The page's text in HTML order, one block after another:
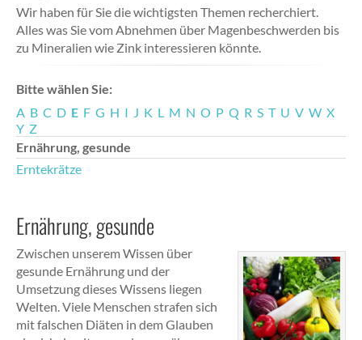
Wir haben für Sie die wichtigsten Themen recherchiert.
Alles was Sie vom Abnehmen über Magenbeschwerden bis
zu Mineralien wie Zink interessieren könnte.
Bitte wählen Sie:
A B C D E F G H I J K L M N O P Q R S T U V W X
Y Z
Ernährung, gesunde
Erntekrätze
Ernährung, gesunde
Zwischen unserem Wissen über
gesunde Ernährung und der
Umsetzung dieses Wissens liegen
Welten. Viele Menschen strafen sich
mit falschen Diäten in dem Glauben